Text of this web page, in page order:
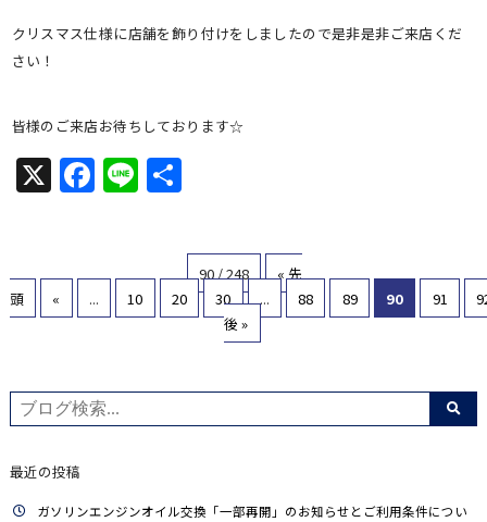
クリスマス仕様に店舗を飾り付けをしましたので是非是非ご来店くだ
さい！
皆様のご来店お待ちしております☆
X Facebook
Line共
90 / 248
« 先
頭
« ... 10 20 30 ... 88 89 90 91
後 »
最近の投稿
ガソリンエンジンオイル交換「一部再開」のお知らせとご利用条件につい